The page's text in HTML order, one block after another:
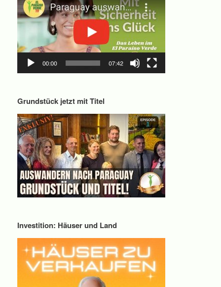
Grundstück jetzt mit Titel
Investition: Häuser und Land